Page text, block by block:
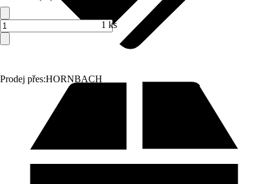
Prodej přes:HORNBACH
1 ks